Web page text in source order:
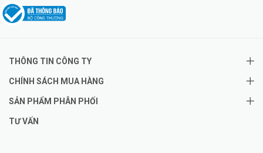
THÔNG TIN CÔNG TY
CHÍNH SÁCH MUA HÀNG
SẢN PHẨM PHÂN PHỐI
TƯ VẤN